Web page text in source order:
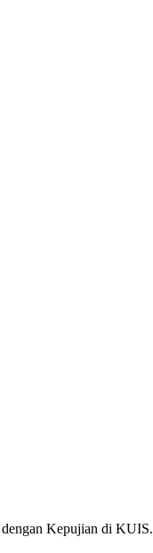
dengan Kepujian di KUIS.